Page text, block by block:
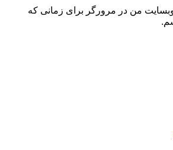
وبسایت من در مرورگر برای زمانی که